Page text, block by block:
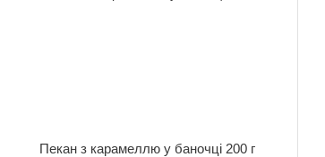
Пекан з карамеллю у баночці 200 г